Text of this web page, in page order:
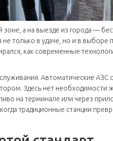
а на выезде из города —
только в удаче, но и в выборе
как современные
Автоматические АЗС
Здесь нет необходимости
на терминале или через
традиционные станции